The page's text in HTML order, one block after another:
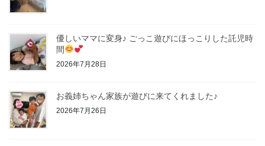
優しいママに変身♪ ごっこ遊びにほっこりした託児時
間
2026年7月28日
お義姉ちゃん家族が遊びに来てくれました♪
2026年7月26日